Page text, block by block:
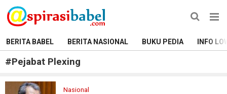
BERITA BABEL BERITA NASIONAL BUKU PEDIA INFO
#Pejabat Plexing
Nasional